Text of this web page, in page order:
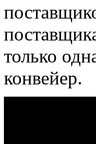
только
конвейер.